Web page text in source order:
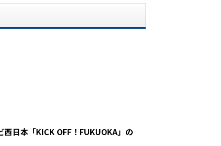
日本「KICK OFF！FUKUOKA」の